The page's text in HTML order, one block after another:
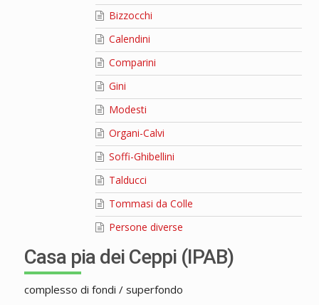
Bizzocchi
Calendini
Comparini
Gini
Modesti
Organi-Calvi
Soffi-Ghibellini
Talducci
Tommasi da Colle
Persone diverse
Casa pia dei Ceppi (IPAB)
complesso di fondi / superfondo